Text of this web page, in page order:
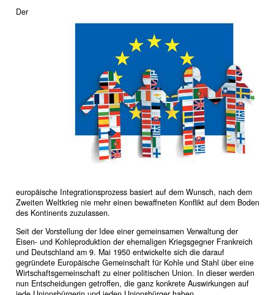
Der
europäische Integrationsprozess basiert auf dem Wunsch, nach dem
Zweiten Weltkrieg nie mehr einen bewaffneten Konflikt auf dem Boden
des Kontinents zuzulassen.
Seit der Vorstellung der Idee einer gemeinsamen Verwaltung der
Eisen- und Kohleproduktion der ehemaligen Kriegsgegner Frankreich
und Deutschland am 9. Mai 1950 entwickelte sich die darauf
gegründete Europäische Gemeinschaft für Kohle und Stahl über eine
Wirtschaftsgemeinschaft zu einer politischen Union. In dieser werden
nun Entscheidungen getroffen, die ganz konkrete Auswirkungen auf